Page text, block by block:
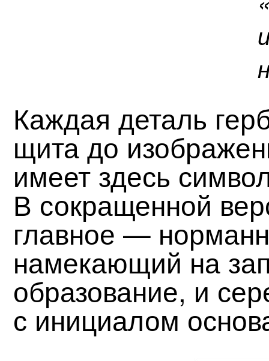
Каждая деталь
щита до
имеет здесь
В сокращенной
главное —
намекающий на
образование, и
с инициалом